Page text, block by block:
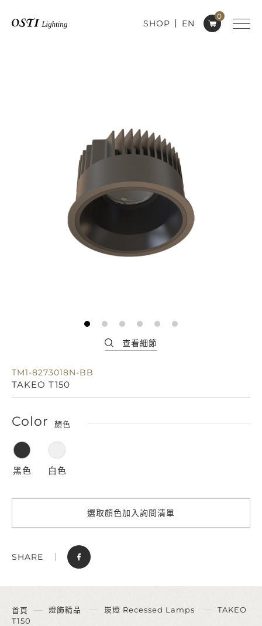
0
SHOP EN
TM1-8273018N-BB
TAKEO T150
Color 顏色
黑色 白色
選取顏色加入詢問清單
SHARE
首頁 燈飾精品 崁燈 Recessed Lamps
TAKEO
T150